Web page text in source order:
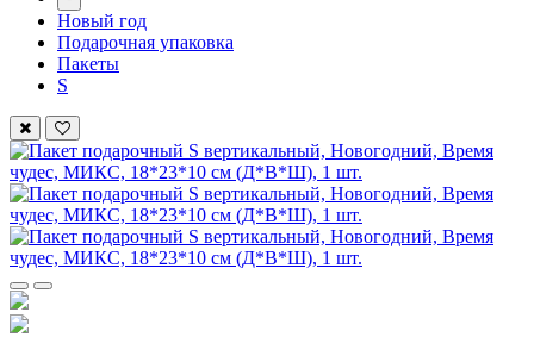
Новый год
Подарочная упаковка
Пакеты
S